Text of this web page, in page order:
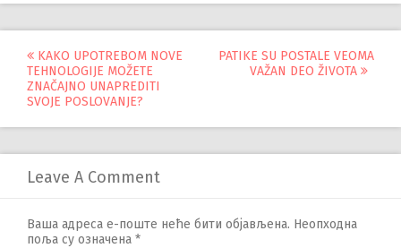
Управљање
објавама
KAKO UPOTREBOM NOVE
TEHNOLOGIJE MOŽETE
ZNAČAJNO UNAPREDITI
SVOJE POSLOVANJE?
PATIKE SU POSTALE VEOMA
VAŽAN DEO ŽIVOTA
Leave A Comment
Ваша адреса е-поште неће бити објављена. Неопходна
поља су означена *